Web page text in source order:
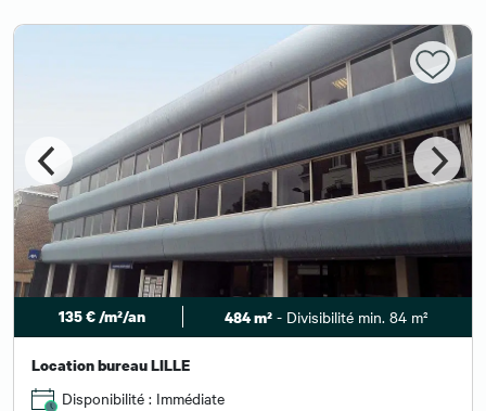
135 € /m²/an 484 m²- Divisibilité min. 84 m²
Location bureau LILLE
Disponibilité : Immédiate